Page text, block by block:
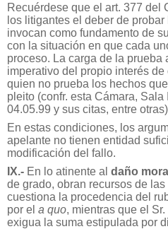
Recuérdese que el art. 377 del
los litigantes el deber de
invocan como fundamento de
con la situación en que cada
proceso. La carga de la prueba
imperativo del propio interés
quien no prueba los hechos
pleito (confr. esta Cámara, Sala
04.05.99 y sus citas, entre
En estas condiciones, los
apelante no tienen entidad
modificación del fallo.
IX.- En lo atinente al daño moral
de grado, obran recursos de
cuestiona la procedencia del
por el a quo, mientras que el
exigua la suma estipulada por